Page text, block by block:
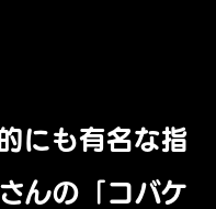
にも有名な指
んの「コバケ